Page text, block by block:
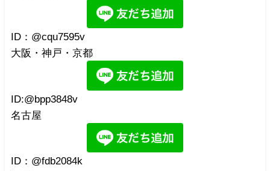
ID：@cqu7595v
大阪・神戸・京都
ID:@bpp3848v
名古屋
ID：@fdb2084k